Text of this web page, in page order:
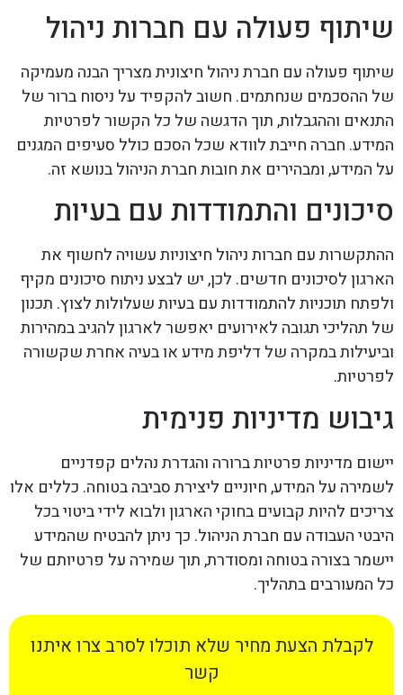
שיתוף פעולה עם חברות ניהול
שיתוף פעולה עם חברת ניהול חיצונית מצריך הבנה מעמיקה
של ההסכמים שנחתמים. חשוב להקפיד על ניסוח ברור של
התנאים וההגבלות, תוך הדגשה של כל הקשור לפרטיות
המידע. חברה חייבת לוודא שכל הסכם כולל סעיפים המגנים
על המידע, ומבהירים את חובות חברת הניהול בנושא זה.
סיכונים והתמודדות עם בעיות
ההתקשרות עם חברות ניהול חיצוניות עשויה לחשוף את
הארגון לסיכונים חדשים. לכן, יש לבצע ניתוח סיכונים מקיף
ולפתח תוכניות להתמודדות עם בעיות שעלולות לצוץ. תכנון
של תהליכי תגובה לאירועים יאפשר לארגון להגיב במהירות
וביעילות במקרה של דליפת מידע או בעיה אחרת שקשורה
לפרטיות.
גיבוש מדיניות פנימית
יישום מדיניות פרטיות ברורה והגדרת נהלים קפדניים
לשמירה על המידע, חיוניים ליצירת סביבה בטוחה. כללים אלו
צריכים להיות קבועים בחוקי הארגון ולבוא לידי ביטוי בכל
היבטי העבודה עם חברת הניהול. כך ניתן להבטיח שהמידע
יישמר בצורה בטוחה ומסודרת, תוך שמירה על פרטיותם של
כל המעורבים בתהליך.
לקבלת הצעת מחיר שלא תוכלו לסרב צרו איתנו
קשר